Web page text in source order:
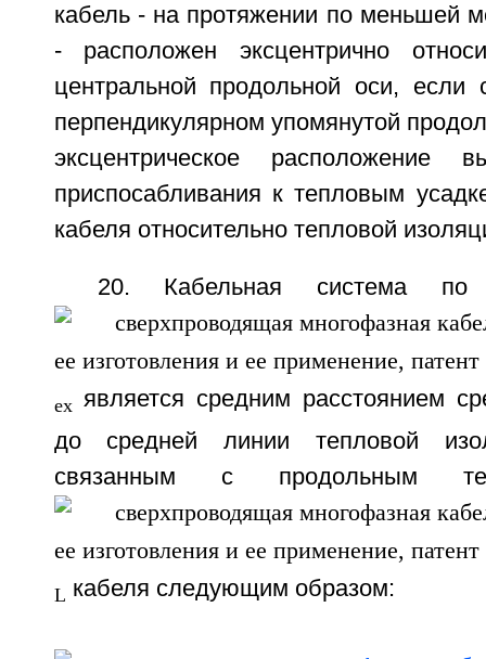
кабель - на протяжении по меньшей
- расположен эксцентрично
центральной продольной оси, если
перпендикулярном упомянутой
эксцентрическое расположение
приспосабливания к тепловым
кабеля относительно тепловой
20. Кабельная система
exявляется средним расстоянием
до средней линии тепловой
связанным с продольным
L кабеля следующим образом: